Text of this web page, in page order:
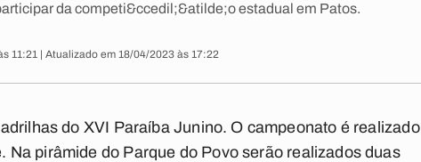
da competi&ccedil;&atilde;o estadual em Patos.
11:21 | Atualizado em 18/04/2023 às 17:22
do XVI Paraíba Junino. O campeonato é realizado
. Na pirâmide do Parque do Povoserão realizados duas